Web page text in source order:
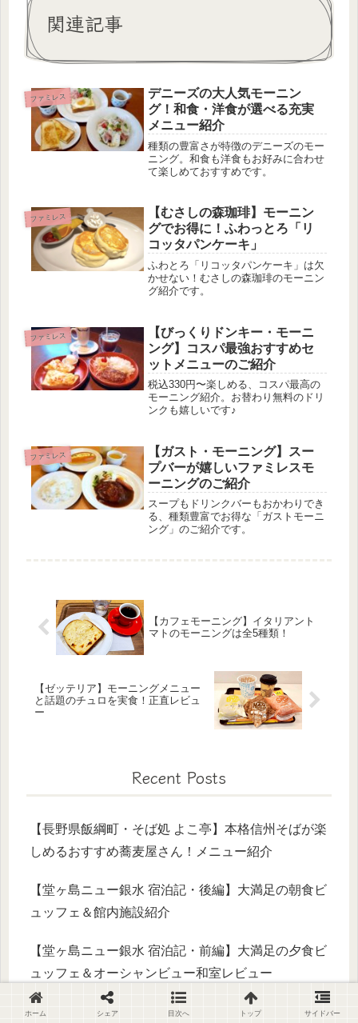
関連記事
ファミレス
デニーズの大人気モーニン
グ！和食・洋食が選べる充実
メニュー紹介
種類の豊富さが特徴のデニーズのモー
ニング。和食も洋食もお好みに合わせ
て楽しめておすすめです。
ファミレス
【むさしの森珈琲】モーニン
グでお得に！ふわっとろ「リ
コッタパンケーキ」
ふわとろ「リコッタパンケーキ」は欠
かせない！むさしの森珈琲のモーニン
グ紹介です。
ファミレス
【びっくりドンキー・モーニ
ング】コスパ最強おすすめセ
ットメニューのご紹介
税込330円〜楽しめる、コスパ最高の
モーニング紹介。お替わり無料のドリ
ンクも嬉しいです♪
ファミレス
【ガスト・モーニング】スー
プバーが嬉しいファミレスモ
ーニングのご紹介
スープもドリンクバーもおかわりでき
る、種類豊富でお得な「ガストモーニ
ング」のご紹介です。
【カフェモーニング】イタリアント
マトのモーニングは全5種類！
【ゼッテリア】モーニングメニュー
と話題のチュロを実食！正直レビュ
ー
Recent Posts
【長野県飯綱町・そば処 よこ亭】本格信州そばが楽
しめるおすすめ蕎麦屋さん！メニュー紹介
【堂ヶ島ニュー銀水 宿泊記・後編】大満足の朝食ビ
ュッフェ＆館内施設紹介
【堂ヶ島ニュー銀水 宿泊記・前編】大満足の夕食ビ
ュッフェ＆オーシャンビュー和室レビュー
【長野県・長野駅直結】ソースカツ丼がおすすめの
ホーム シェア 目次へ トップ サイドバー